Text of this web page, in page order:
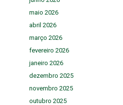
maio 2026
abril 2026
março 2026
fevereiro 2026
janeiro 2026
dezembro 2025
novembro 2025
outubro 2025